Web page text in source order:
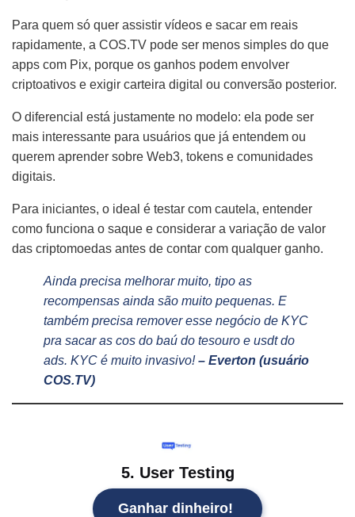
Para quem só quer assistir vídeos e sacar em reais
rapidamente, a COS.TV pode ser menos simples do que
apps com Pix, porque os ganhos podem envolver
criptoativos e exigir carteira digital ou conversão posterior.
O diferencial está justamente no modelo: ela pode ser
mais interessante para usuários que já entendem ou
querem aprender sobre Web3, tokens e comunidades
digitais.
Para iniciantes, o ideal é testar com cautela, entender
como funciona o saque e considerar a variação de valor
das criptomoedas antes de contar com qualquer ganho.
Ainda precisa melhorar muito, tipo as
recompensas ainda são muito pequenas. E
também precisa remover esse negócio de KYC
pra sacar as cos do baú do tesouro e usdt do
ads. KYC é muito invasivo!– Everton (usuário
COS.TV)
5. User Testing
Ganhar dinheiro!